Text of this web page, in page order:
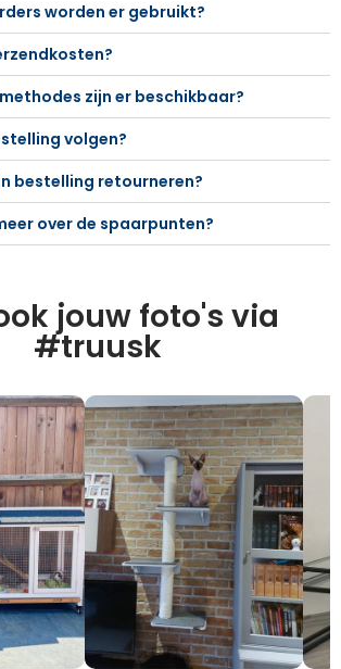
worden er gebruikt?
zijn er beschikbaar?
volgen?
bestelling retourneren?
over de spaarpunten?
jouw foto's via
#truusk